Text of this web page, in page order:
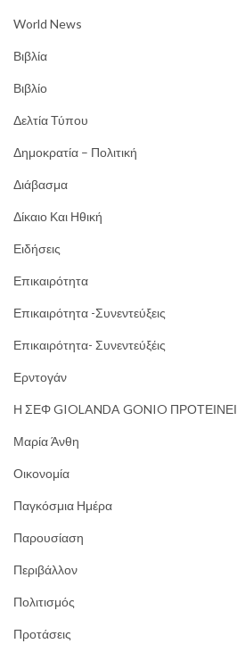
World News
Βιβλία
Βιβλίο
Δελτία Τύπου
Δημοκρατία – Πολιτική
Διάβασμα
Δίκαιο Και Ηθική
Ειδήσεις
Επικαιρότητα
Επικαιρότητα -Συνεντεύξεις
Επικαιρότητα- Συνεντεύξέις
Ερντογάν
Η ΣΕΦ GIOLANDA GONIO ΠΡΟΤΕΙΝΕΙ
Μαρία Άνθη
Οικονομία
Παγκόσμια Ημέρα
Παρουσίαση
Περιβάλλον
Πολιτισμός
Προτάσεις